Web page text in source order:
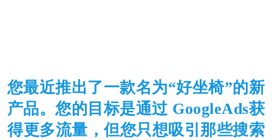
您最近推出了一款名为“好坐椅”的新
产品。您的目标是通过 GoogleAds获
得更多流量，但您只想吸引那些搜索